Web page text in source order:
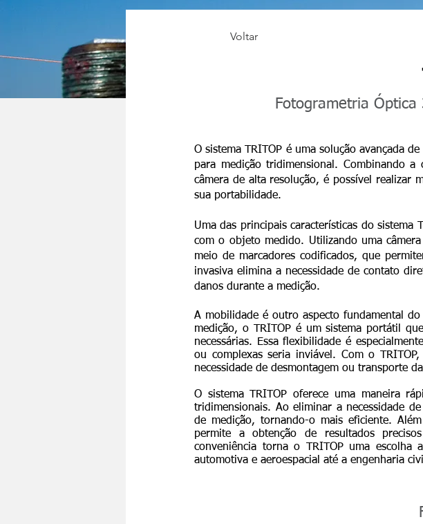
Voltar
Fotogrametria
O sistema TRITOP é uma solução avançada
para medição tridimensional. Combinando
câmera de alta resolução, é possível realizar
sua portabilidade.
Uma das principais características do sistema
com o objeto medido. Utilizando uma
meio de marcadores codificados, que
invasiva elimina a necessidade de contato
danos durante a medição.
A mobilidade é outro aspecto fundamental
medição, o TRITOP é um sistema portátil
necessárias. Essa flexibilidade é
ou complexas seria inviável. Com o
necessidade de desmontagem ou transporte
O sistema TRITOP oferece uma maneira
tridimensionais. Ao eliminar a necessidade
de medição, tornando-o mais eficiente.
permite a obtenção de resultados
conveniência torna o TRITOP uma escolha
automotiva e aeroespacial até a engenharia